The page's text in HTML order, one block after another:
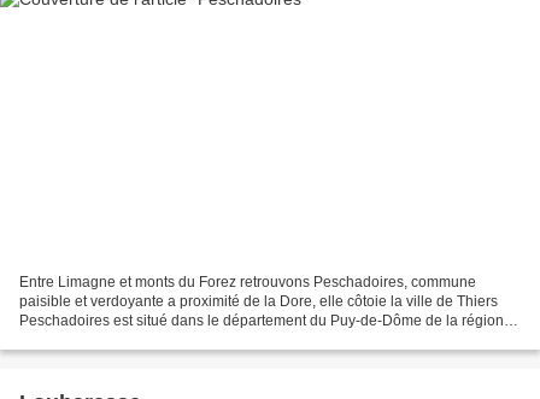
Entre Limagne et monts du Forez retrouvons Peschadoires, commune
paisible et verdoyante a proximité de la Dore, elle côtoie la ville de Thiers
Peschadoires est situé dans le département du Puy-de-Dôme de la région